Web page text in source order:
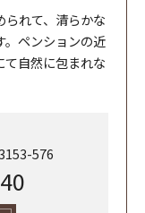
れて、清らかな
。ペンションの近
て自然に包まれな
576